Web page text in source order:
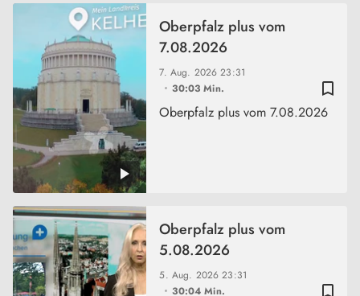
bookmark_border
7. Aug. 202623:31
30:03 Min.
Oberpfalz plus vom
7.08.2026
Oberpfalz plus vom 7.08.2026
bookmark_border
5. Aug. 202623:31
30:04 Min.
Oberpfalz plus vom
5.08.2026